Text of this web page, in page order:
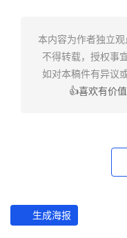
条
深
本内容为作者独立
不得转载，授权事
如对本稿件有异议
👍喜欢有价
生成海报